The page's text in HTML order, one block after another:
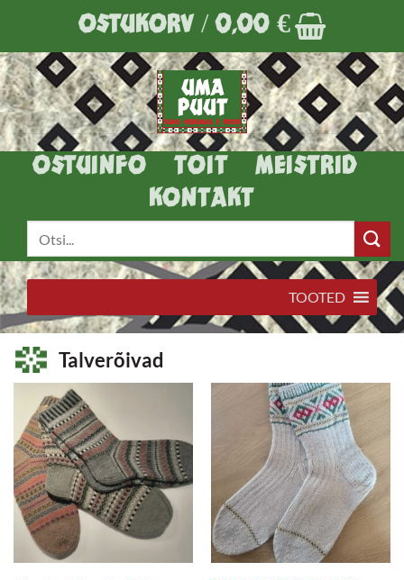
content
OSTUKORV /0,00 €
OSTUINFO TOIT
MEISTRID
KONTAKT
TOOTED
Talverõivad